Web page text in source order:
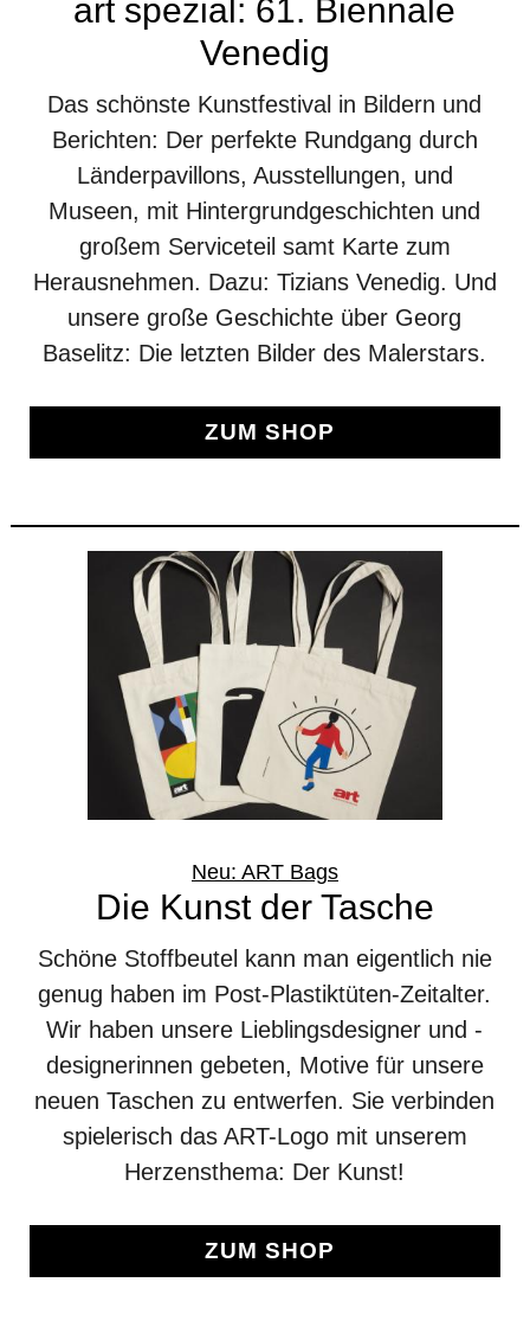
art spezial: 61. Biennale
Venedig
Das schönste Kunstfestival in Bildern und
Berichten: Der perfekte Rundgang durch
Länderpavillons, Ausstellungen, und
Museen, mit Hintergrundgeschichten und
großem Serviceteil samt Karte zum
Herausnehmen. Dazu: Tizians Venedig. Und
unsere große Geschichte über Georg
Baselitz: Die letzten Bilder des Malerstars.
ZUM SHOP
Neu: ART Bags
Die Kunst der Tasche
Schöne Stoffbeutel kann man eigentlich nie
genug haben im Post-Plastiktüten-Zeitalter.
Wir haben unsere Lieblingsdesigner und -
designerinnen gebeten, Motive für unsere
neuen Taschen zu entwerfen. Sie verbinden
spielerisch das ART-Logo mit unserem
Herzensthema: Der Kunst!
ZUM SHOP